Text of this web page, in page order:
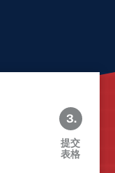
3.
提交
表格